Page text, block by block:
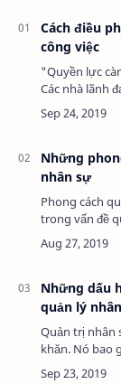
Cách điều
công việc
"Quyền lực
Các nhà lãnh
để quản lý
trách lãnh đạo,
Những
nhân sự
Phong cách
trong vấn đề
tổ chức, tài
huy của người
Những dấu
quản lý
Quản trị nhân
khăn. Nó bao
xã hội, đạo